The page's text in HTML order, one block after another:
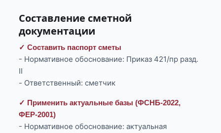
Составление сметной
документации
✓ Составить паспорт сметы
- Нормативное обоснование: Приказ 421/пр разд.
II
- Ответственный: сметчик
✓ Применить актуальные базы (ФСНБ-2022,
ФЕР-2001)
- Нормативное обоснование: актуальная